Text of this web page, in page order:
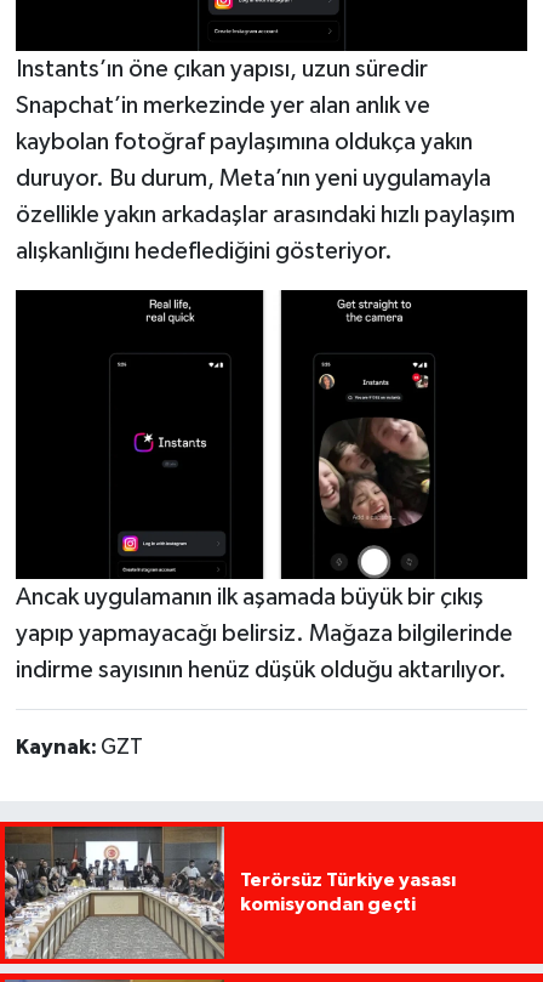
Instants’ın öne çıkan yapısı, uzun süredir
Snapchat’in merkezinde yer alan anlık ve
kaybolan fotoğraf paylaşımına oldukça yakın
duruyor. Bu durum, Meta’nın yeni uygulamayla
özellikle yakın arkadaşlar arasındaki hızlı paylaşım
alışkanlığını hedeflediğini gösteriyor.
Ancak uygulamanın ilk aşamada büyük bir çıkış
yapıp yapmayacağı belirsiz. Mağaza bilgilerinde
indirme sayısının henüz düşük olduğu aktarılıyor.
Kaynak: GZT
Terörsüz Türkiye yasası
komisyondan geçti